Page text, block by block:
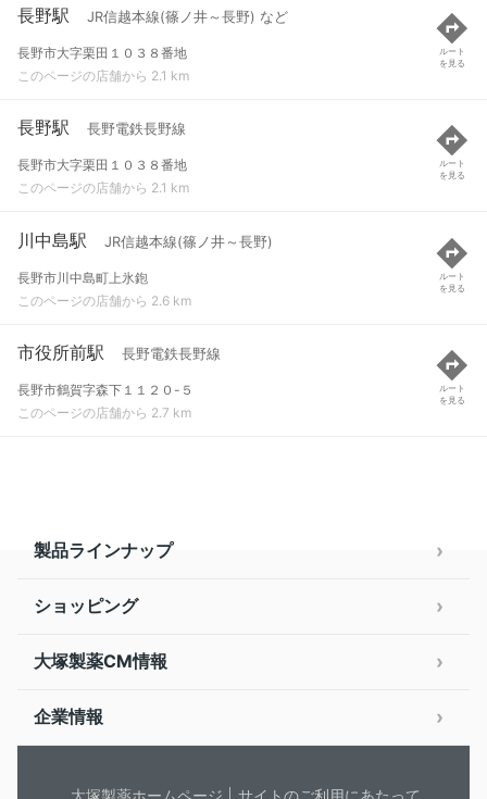
長野駅 JR信越本線(篠ノ井～長野) など
長野市大字栗田１０３８番地
このページの店舗から 2.1 km
ルート
を見る
長野駅 長野電鉄長野線
長野市大字栗田１０３８番地
このページの店舗から 2.1 km
ルート
を見る
川中島駅 JR信越本線(篠ノ井～長野)
長野市川中島町上氷鉋
このページの店舗から 2.6 km
ルート
を見る
市役所前駅 長野電鉄長野線
長野市鶴賀字森下１１２０-５
このページの店舗から 2.7 km
ルート
を見る
製品ラインナップ
ショッピング
大塚製薬CM情報
企業情報